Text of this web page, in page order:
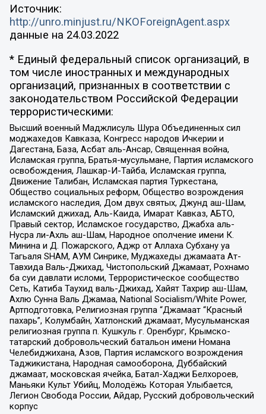
Источник:
http://unro.minjust.ru/NKOForeignAgent.aspx
данные на 24.03.2022
* Единый федеральный список организаций, в
том числе иностранных и международных
организаций, признанных в соответствии с
законодательством Российской Федерации
террористическими:
Высший военный Маджлисуль Шура Объединенных сил
моджахедов Кавказа, Конгресс народов Ичкерии и
Дагестана, База, Асбат аль-Ансар, Священная война,
Исламская группа, Братья-мусульмане, Партия исламского
освобождения, Лашкар-И-Тайба, Исламская группа,
Движение Талибан, Исламская партия Туркестана,
Общество социальных реформ, Общество возрождения
исламского наследия, Дом двух святых, Джунд аш-Шам,
Исламский джихад, Аль-Каида, Имарат Кавказ, АБТО,
Правый сектор, Исламское государство, Джабха аль-
Нусра ли-Ахль аш-Шам, Народное ополчение имени К.
Минина и Д. Пожарского, Аджр от Аллаха Субхану уа
Тагьаля SHAM, АУМ Синрике, Муджахеды джамаата Ат-
Тавхида Валь-Джихад, Чистопольский Джамаат, Рохнамо
ба суи давлати исломи, Террористическое сообщество
Сеть, Катиба Таухид валь-Джихад, Хайят Тахрир аш-Шам,
Ахлю Сунна Валь Джамаа, National Socialism/White Power,
Артподготовка, Религиозная группа “Джамаат “Красный
пахарь”, Колумбайн, Хатлонский джамаат, Мусульманская
религиозная группа п. Кушкуль г. Оренбург, Крымско-
татарский добровольческий батальон имени Номана
Челебиджихана, Азов, Партия исламского возрождения
Таджикистана, Народная самооборона, Дуббайский
джамаат, московская ячейка, Батал-Хаджи Белхороев,
Маньяки Культ Убийц, Молодёжь Которая Улыбается,
Легион Свобода России, Айдар, Русский добровольческий
корпус